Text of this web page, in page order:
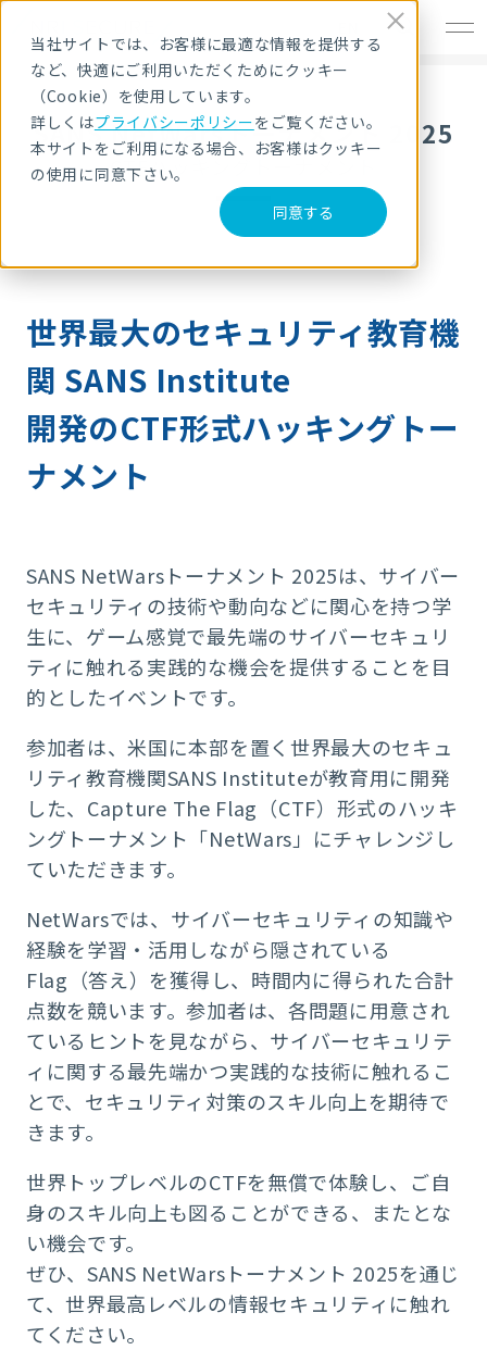
当社サイトでは、お客様に最適な情報を提供する
など、快適にご利用いただくためにクッキー
（Cookie）を使用しています。
詳しくはプライバシーポリシーをご覧ください。
本サイトをご利用になる場合、お客様はクッキー
の使用に同意下さい。
同意する
SANS NetWarsトーナメント 2025
CTFハッキングトーナメント
世界最大のセキュリティ教育機
関 SANS Institute
開発のCTF形式ハッキングトー
ナメント
SANS NetWarsトーナメント 2025は、 サイバー
セキュリティの技術や動向などに関心を持つ学
生に、ゲーム感覚で最先端のサイバーセキュリ
ティに触れる実践的な機会を提供することを目
的としたイベントです。
参加者は、米国に本部を置く世界最大のセキュ
リティ教育機関SANS Instituteが教育用に開発
した、Capture The Flag（CTF）形式のハッキ
ングトーナメント「NetWars」にチャレンジし
ていただきます。
NetWarsでは、サイバーセキュリティの知識や
経験を学習・活用しながら隠されている
Flag（答え）を獲得し、時間内に得られた合計
点数を競います。参加者は、各問題に用意され
ているヒントを見ながら、サイバーセキュリテ
ィに関する最先端かつ実践的な技術に触れるこ
とで、セキュリティ対策のスキル向上を期待で
きます。
世界トップレベルのCTFを無償で体験し、ご自
身のスキル向上も図ることができる、またとな
い機会です。
ぜひ、SANS NetWarsトーナメント 2025を通じ
て、世界最高レベルの情報セキュリティに触れ
てください。